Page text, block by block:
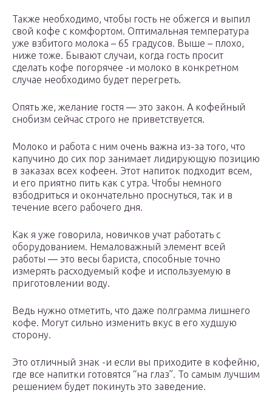
Также необходимо, чтобы гость не обжегся и выпил
свой кофе с комфортом. Оптимальная температура
уже взбитого молока – 65 градусов. Выше – плохо,
ниже тоже. Бывают случаи, когда гость просит
сделать кофе погорячее -и молоко в конкретном
случае необходимо будет перегреть.
Опять же, желание гостя — это закон. А кофейный
снобизм сейчас строго не приветствуется.
Молоко и работа с ним очень важна из-за того, что
капучино до сих пор занимает лидирующую позицию
в заказах всех кофеен. Этот напиток подходит всем,
и его приятно пить как с утра. Чтобы немного
взбодриться и окончательно проснуться, так и в
течение всего рабочего дня.
Как я уже говорила, новичков учат работать с
оборудованием. Немаловажный элемент всей
работы — это весы бариста, способные точно
измерять расходуемый кофе и используемую в
приготовлении воду.
Ведь нужно отметить, что даже полграмма лишнего
кофе. Могут сильно изменить вкус в его худшую
сторону.
Это отличный знак -и если вы приходите в кофейню,
где все напитки готовятся “на глаз”. То самым лучшим
решением будет покинуть это заведение.